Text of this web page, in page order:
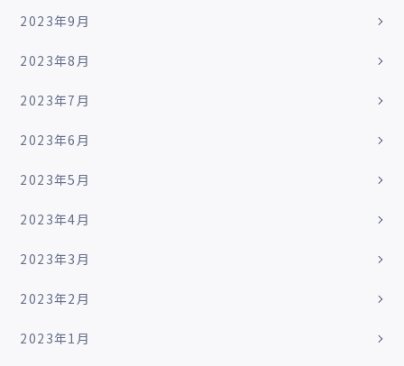
2023年9月
2023年8月
2023年7月
2023年6月
2023年5月
2023年4月
2023年3月
2023年2月
2023年1月